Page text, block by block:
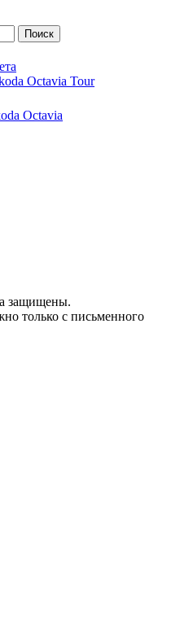
Octavia Tour
Octavia
защищены.
только с письменного